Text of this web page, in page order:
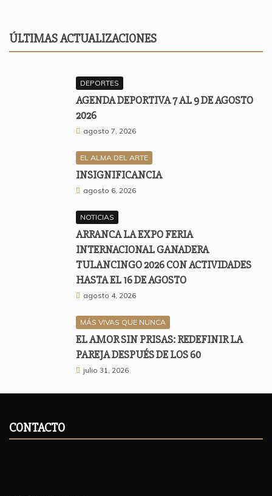
ÚLTIMAS ACTUALIZACIONES
DEPORTES
AGENDA DEPORTIVA 7 AL 9 DE AGOSTO
2026
agosto 7, 2026
EL ALMA DEL ARTE
INSIGNIFICANCIA
agosto 6, 2026
NOTICIAS
ARRANCA LA EXPO FERIA
INTERNACIONAL GANADERA
TULANCINGO 2026 CON ACTIVIDADES
HASTA EL 16 DE AGOSTO
agosto 4, 2026
MÁS VIVAS QUE NUNCA
EL AMOR SIN PRISAS: REDEFINIR LA
PAREJA DESPUÉS DE LOS 60
julio 31, 2026
CONTACTO